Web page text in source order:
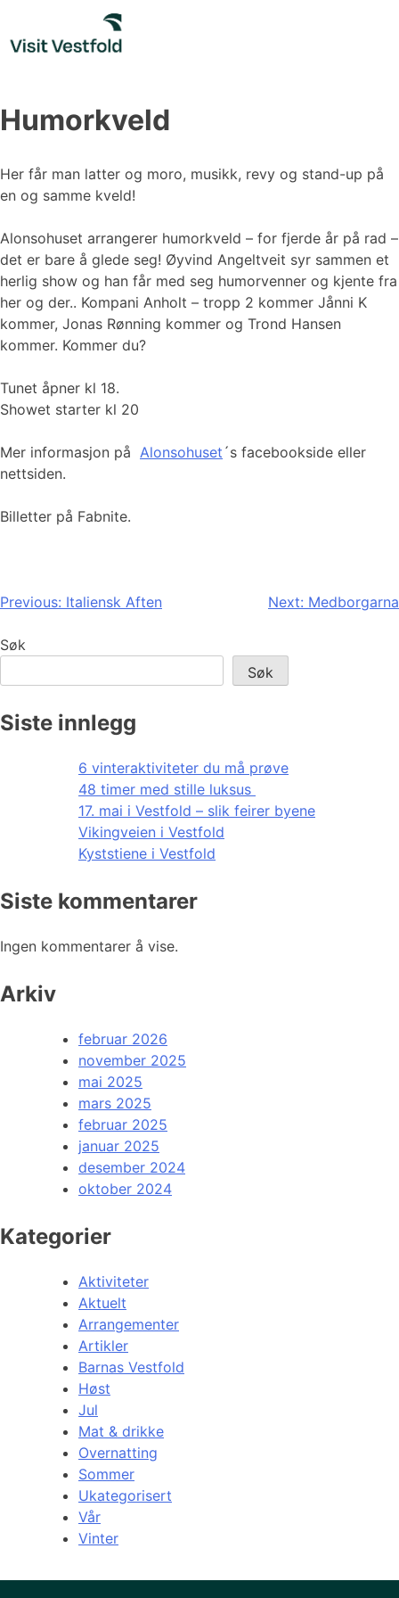
content
Humorkveld
Her får man latter og moro, musikk, revy og stand-up på
en og samme kveld!
Alonsohuset arrangerer humorkveld – for fjerde år på rad –
det er bare å glede seg! Øyvind Angeltveit syr sammen et
herlig show og han får med seg humorvenner og kjente fra
her og der.. Kompani Anholt – tropp 2 kommer Jånni K
kommer, Jonas Rønning kommer og Trond Hansen
kommer. Kommer du?
Tunet åpner kl 18.
Showet starter kl 20
Mer informasjon på Alonsohuset ´s facebookside eller
nettsiden.
Billetter på Fabnite.
Innleggsnavigasjon
Previous: Italiensk Aften Next: Medborgarna
Søk
Søk
Siste innlegg
6 vinteraktiviteter du må prøve
48 timer med stille luksus
17. mai i Vestfold – slik feirer byene
Vikingveien i Vestfold
Kyststiene i Vestfold
Siste kommentarer
Ingen kommentarer å vise.
Arkiv
februar 2026
november 2025
mai 2025
mars 2025
februar 2025
januar 2025
desember 2024
oktober 2024
Kategorier
Aktiviteter
Aktuelt
Arrangementer
Artikler
Barnas Vestfold
Høst
Jul
Mat & drikke
Overnatting
Sommer
Ukategorisert
Vår
Vinter